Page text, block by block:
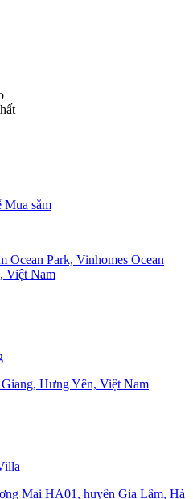
Mua sắm
Ocean Park, Vinhomes Ocean
Việt Nam
Hưng Yên, Việt Nam
Mại HA01, huyện Gia Lâm, Hà